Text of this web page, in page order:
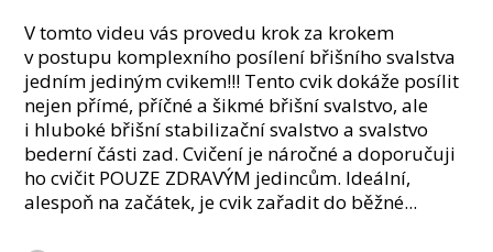
V tomto videu vás provedu krok za krokem
v postupu komplexního posílení břišního svalstva
jedním jediným cvikem!!! Tento cvik dokáže posílit
nejen přímé, příčné a šikmé břišní svalstvo, ale
i hluboké břišní stabilizační svalstvo a svalstvo
bederní části zad. Cvičení je náročné a doporučuji
ho cvičit POUZE ZDRAVÝM jedincům. Ideální,
alespoň na začátek, je cvik zařadit do běžné...